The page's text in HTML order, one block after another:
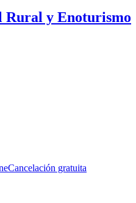
Rural y Enoturismo
Cancelación gratuita